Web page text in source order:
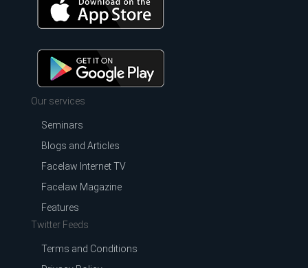
Our services
Seminars
Blogs and Articles
Facelaw Internet TV
Facelaw Magazine
Features
Twitter Feeds
Terms and Conditions